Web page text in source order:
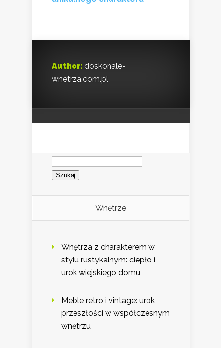
Author: doskonale-
wnetrza.com.pl
Szukaj:
Wnętrze
Wnętrza z charakterem w
stylu rustykalnym: ciepło i
urok wiejskiego domu
Meble retro i vintage: urok
przeszłości w współczesnym
wnętrzu